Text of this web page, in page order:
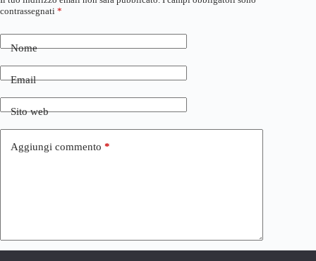
contrassegnati *
Nome
Email
Sito web
Aggiungi commento *